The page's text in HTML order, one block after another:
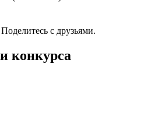
с друзьями.
конкурса